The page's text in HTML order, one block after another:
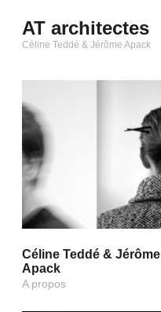
au
contenu
AT architectes
Céline Teddé & Jérôme Apack
Céline Teddé & Jérôme
Apack
A propos